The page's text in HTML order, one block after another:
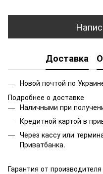
Доставка
Новой почтой по
Подробнее о доставке
Наличными при
Кредитной картой в
Через кассу или
Приватбанка.
Гарантия от